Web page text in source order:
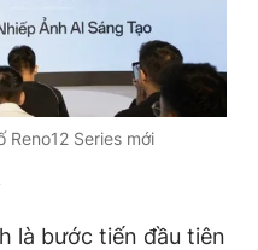
hệ quảng cáo
Series mới
là bước tiến đầu tiên